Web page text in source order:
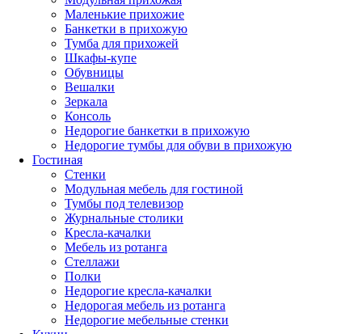
Маленькие прихожие
Банкетки в прихожую
Тумба для прихожей
Шкафы-купе
Обувницы
Вешалки
Зеркала
Консоль
Недорогие банкетки в прихожую
Недорогие тумбы для обуви в прихожую
Гостиная
Стенки
Модульная мебель для гостиной
Тумбы под телевизор
Журнальные столики
Кресла-качалки
Мебель из ротанга
Стеллажи
Полки
Недорогие кресла-качалки
Недорогая мебель из ротанга
Недорогие мебельные стенки